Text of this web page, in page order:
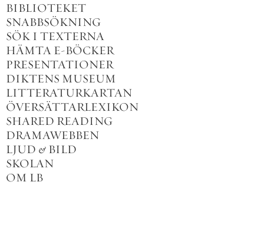
BIBLIOTEKET
SNABBSÖKNING
SÖK I TEXTERNA
HÄMTA E-BÖCKER
PRESENTATIONER
DIKTENS MUSEUM
LITTERATURKARTAN
ÖVERSÄTTARLEXIKON
SHARED READING
DRAMAWEBBEN
LJUD & BILD
SKOLAN
OM LB